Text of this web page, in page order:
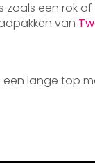
een rok
van
lange top